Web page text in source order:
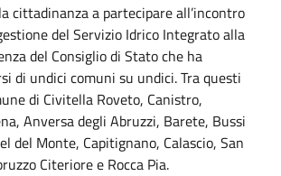
cittadinanza a partecipare all’incontro
del Servizio Idrico Integrato alla
del Consiglio di Stato che ha
di undici comuni su undici. Tra questi
di Civitella Roveto, Canistro,
Anversa degli Abruzzi, Barete, Bussi
del Monte, Capitignano, Calascio, San
Citeriore e Rocca Pia.